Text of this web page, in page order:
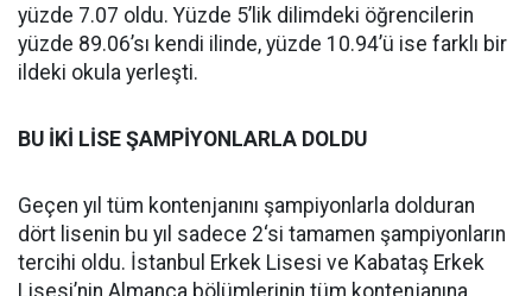
yüzde 7.07 oldu. Yüzde 5’lik dilimdeki öğrencilerin
yüzde 89.06’sı kendi ilinde, yüzde 10.94’ü ise farklı bir
ildeki okula yerleşti.
BU İKİ LİSE ŞAMPİYONLARLA DOLDU
Geçen yıl tüm kontenjanını şampiyonlarla dolduran
dört lisenin bu yıl sadece 2‘si tamamen şampiyonların
tercihi oldu. İstanbul Erkek Lisesi ve Kabataş Erkek
Lisesi’nin Almanca bölümlerinin tüm kontenjanına